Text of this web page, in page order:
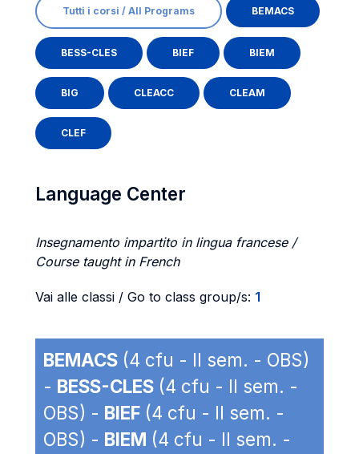
Tutti i corsi / All Programs BEMACS
BESS-CLES BIEF BIEM
BIG CLEACC CLEAM
CLEF
Language Center
Insegnamento impartito in lingua francese /
Course taught in French
Vai alle classi / Go to class group/s: 1
BEMACS (4 cfu - II sem. - OBS)
- BESS-CLES (4 cfu - II sem. -
OBS) - BIEF (4 cfu - II sem. -
OBS) - BIEM (4 cfu - II sem. -